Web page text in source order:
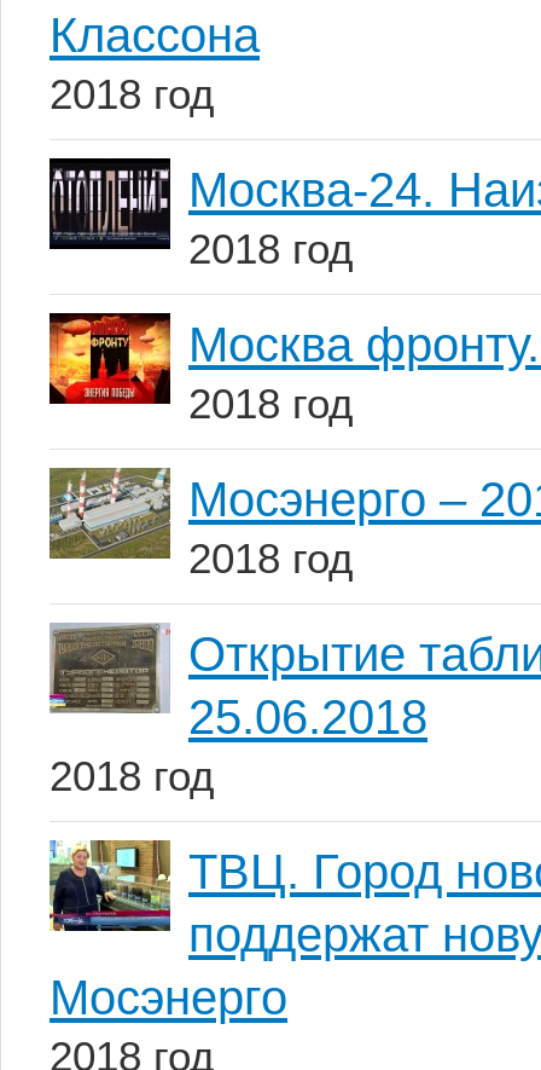
Классона
2018 год
Москва-24.
2018 год
Москва
2018 год
Мосэнерго –
2018 год
Открытие
25.06.2018
2018 год
ТВЦ. Город
поддержат
Мосэнерго
2018 год